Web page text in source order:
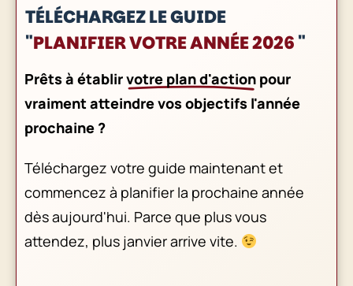
TÉLÉCHARGEZ LE GUIDE
"PLANIFIER VOTRE ANNÉE 2026"
Prêts à établirvotre plan d'action pour
vraiment atteindre vos objectifs l'année
prochaine ?
Téléchargez votre guide maintenant et
commencez à planifier la prochaine année
dès aujourd'hui. Parce que plus vous
attendez, plus janvier arrive vite.